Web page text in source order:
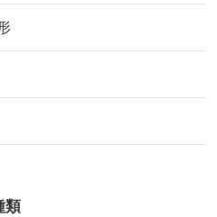
6年6月21日(金)
6年3月22日(金)
類